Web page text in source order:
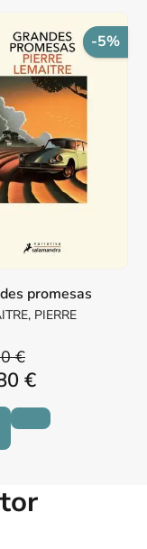
-5%
promesas
PIERRE
€
€